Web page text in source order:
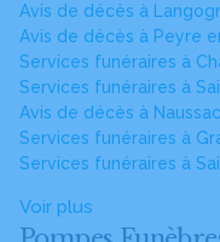
Avis de décès à
Avis de décès à Peyre
Services funéraires à
Services funéraires à
Avis de décès à
Services funéraires à
Services funéraires à
Voir plus